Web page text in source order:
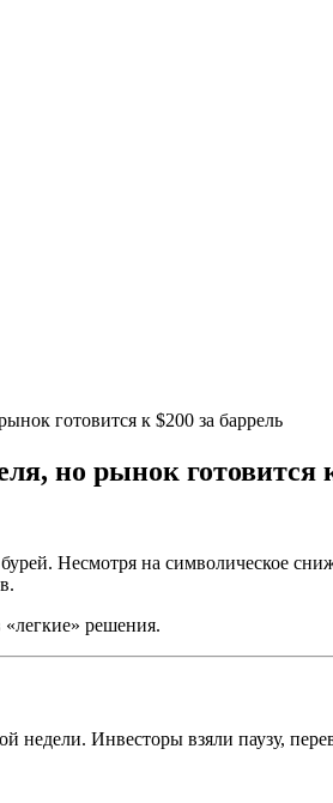
готовится к $200 за баррель
но рынок готовится
Несмотря на символическое
решения.
недели. Инвесторы взяли паузу,